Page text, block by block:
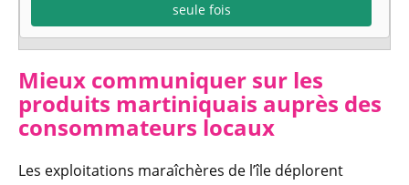
seule fois
Mieux communiquer sur les
produits martiniquais auprès des
consommateurs locaux
Les exploitations maraîchères de l’île déplorent